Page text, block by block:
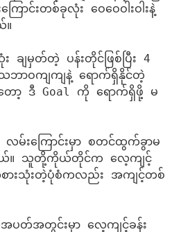
းတစ်ခုလုံး ဝေဝေဝါးဝါးနဲ့
။
ျမှတ်တဲ့ ပန်းတိုင်ဖြစ်ပြီး 4
ာဝကျကျနဲ့ ရောက်ရှိနိုင်တဲ့
ော့ ဒီ Goal ကို ရောက်ရှိဖို့ မ
ကြောင်းမှာ စတင်ထွက်ခွာမ
ယ်။ သူတို့ကိုယ်တိုင်က လေ့ကျင့်
စားသုံးတဲ့ပုံစံကလည်း အကျင့်တစ်
တ်အတွင်းမှာ လေ့ကျင့်ခန်း